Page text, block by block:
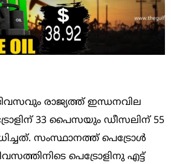
രാജ്യത്ത് ഇന്ധനവില
33 പെെസയും ഡീസലിന് 55
സംസ്ഥാനത്ത് പെട്രോള്‍
പെട്രോളിനു എട്ട്